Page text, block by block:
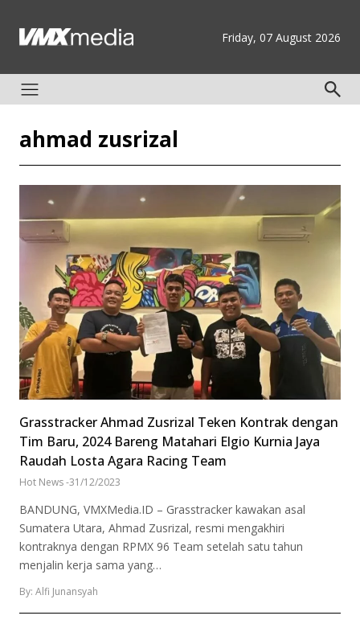
Friday, 07 August 2026
ahmad zusrizal
Grasstracker Ahmad Zusrizal Teken Kontrak dengan
Tim Baru, 2024 Bareng Matahari Elgio Kurnia Jaya
Raudah Losta Agara Racing Team
Hot News-31/12/2023
BANDUNG, VMXMedia.ID – Grasstracker kawakan asal
Sumatera Utara, Ahmad Zusrizal, resmi mengakhiri
kontraknya dengan RPMX 96 Team setelah satu tahun
menjalin kerja sama yang…
By: Alfi Junansyah